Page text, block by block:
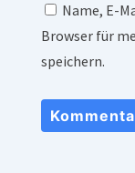
Name, E-
Browser für
speichern.